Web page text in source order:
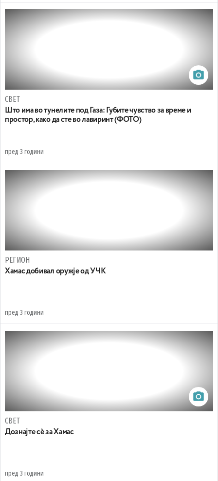
СВЕТ
Што има во тунелите под Газа: Губите чувство за време и
простор, како да сте во лавиринт (ФОТО)
пред 3 години
РЕГИОН
Хамас добивал оружје од УЧК
пред 3 години
СВЕТ
Дознајте сѐ за Хамас
пред 3 години